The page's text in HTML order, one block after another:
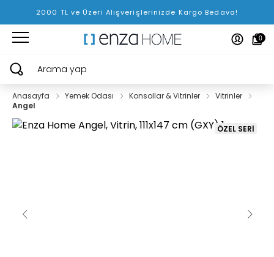
2000 TL ve Üzeri Alışverişlerinizde Kargo Bedava!
0
Arama yap
Anasayfa Yemek Odası Konsollar & Vitrinler
Vitrinler
Angel
ÖZEL SERİ